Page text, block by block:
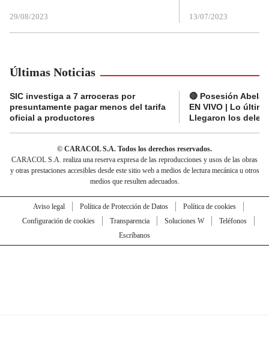
29/08/2023 13/07/2023
Últimas Noticias
SIC investiga a 7 arroceras por
presuntamente pagar menos del tarifa
oficial a productores
🔴 Posesión
EN VIVO | Lo
Llegaron los
© CARACOL S.A. Todos los derechos reservados.
CARACOL S.A. realiza una reserva expresa de las reproducciones y usos de las obras
y otras prestaciones accesibles desde este sitio web a medios de lectura mecánica u otros
medios que resulten adecuados.
Aviso legal Política de Protección de Datos
Política de cookies
Configuración de cookies
Transparencia Soluciones W
Teléfonos
Escríbanos